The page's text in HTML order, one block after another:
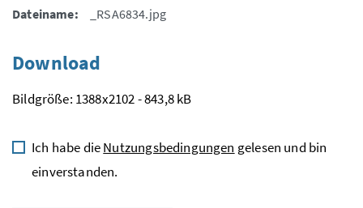
Dateiname:
_RSA6834.jpg
Download
Bildgröße: 1388x2102 - 843,8 kB
Ich habe dieNutzungsbedingungen gelesen und bin
einverstanden.